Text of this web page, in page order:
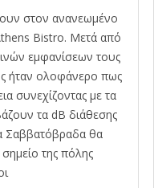
στον ανανεωμένο
Bistro. Μετά από
εμφανίσεων τους
ήταν ολοφάνερο πως
συνεχίζοντας με τα
τα dΒ διάθεσης
Σαββατόβραδα θα
της πόλης